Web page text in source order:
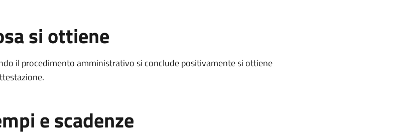
si ottiene
il procedimento amministrativo si conclude positivamente si ottiene
e scadenze